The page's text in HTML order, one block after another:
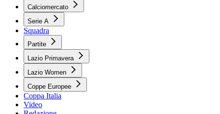
Calciomercato
Serie A
Squadra
Partite
Lazio Primavera
Lazio Women
Coppe Europee
Coppa Italia
Video